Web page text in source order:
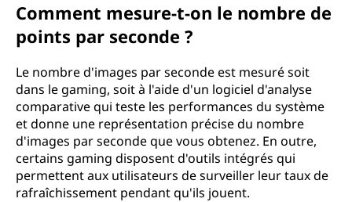
Comment mesure-t-on le nombre de
points par seconde ?
Le nombre d'images par seconde est mesuré soit
dans le gaming, soit à l'aide d'un logiciel d'analyse
comparative qui teste les performances du système
et donne une représentation précise du nombre
d'images par seconde que vous obtenez. En outre,
certains gaming disposent d'outils intégrés qui
permettent aux utilisateurs de surveiller leur taux de
rafraîchissement pendant qu'ils jouent.